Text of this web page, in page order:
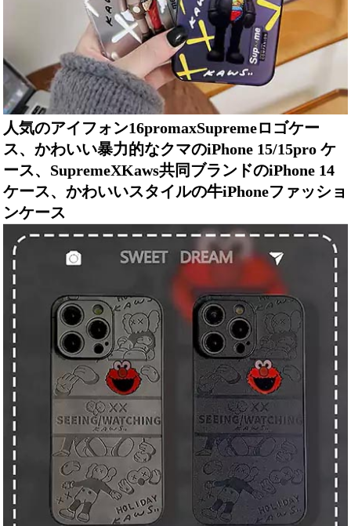
人気のアイフォン16promaxSupremeロゴケー
ス、かわいい暴力的なクマのiPhone 15/15pro ケ
ース、SupremeXKaws共同ブランドのiPhone 14
ケース、かわいいスタイルの牛iPhoneファッショ
ンケース